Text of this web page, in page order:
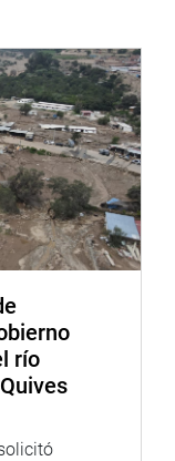
“Túpac Amaru”
de paralizarse
con
de
serán los temas
reunión que
central se
vulnerable”,
río